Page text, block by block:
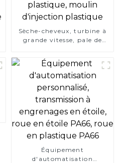
Sèche-cheveux, turbine à
grande vitesse, pale de
d'injection plastique,
moulin d'injection
plastique
Équipement
d'automatisation